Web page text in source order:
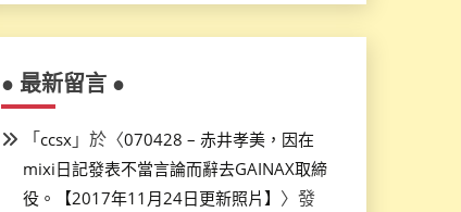
● 最新留言 ●
「ccsx」於〈070428 – 赤井孝美，因在
mixi日記發表不當言論而辭去GAINAX取締
役。【2017年11月24日更新照片】 〉發